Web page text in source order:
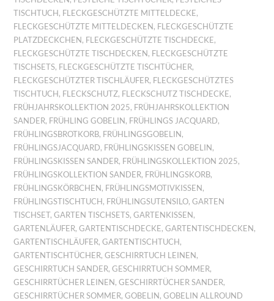
TISCHTUCH, FLECKGESCHÜTZTE MITTELDECKE,
FLECKGESCHÜTZTE MITTELDECKEN, FLECKGESCHÜTZTE
PLATZDECKCHEN, FLECKGESCHÜTZTE TISCHDECKE,
FLECKGESCHÜTZTE TISCHDECKEN, FLECKGESCHÜTZTE
TISCHSETS, FLECKGESCHÜTZTE TISCHTÜCHER,
FLECKGESCHÜTZTER TISCHLÄUFER, FLECKGESCHÜTZTES
TISCHTUCH, FLECKSCHUTZ, FLECKSCHUTZ TISCHDECKE,
FRÜHJAHRSKOLLEKTION 2025, FRÜHJAHRSKOLLEKTION
SANDER, FRÜHLING GOBELIN, FRÜHLINGS JACQUARD,
FRÜHLINGSBROTKORB, FRÜHLINGSGOBELIN,
FRÜHLINGSJACQUARD, FRÜHLINGSKISSEN GOBELIN,
FRÜHLINGSKISSEN SANDER, FRÜHLINGSKOLLEKTION 2025,
FRÜHLINGSKOLLEKTION SANDER, FRÜHLINGSKORB,
FRÜHLINGSKÖRBCHEN, FRÜHLINGSMOTIVKISSEN,
FRÜHLINGSTISCHTUCH, FRÜHLINGSUTENSILO,GARTEN
TISCHSET,GARTEN TISCHSETS,GARTENKISSEN,
GARTENLÄUFER,GARTENTISCHDECKE,GARTENTISCHDECKEN,
GARTENTISCHLÄUFER,GARTENTISCHTUCH,
GARTENTISCHTÜCHER,GESCHIRRTUCH LEINEN,
GESCHIRRTUCH SANDER,GESCHIRRTUCH SOMMER,
GESCHIRRTÜCHER LEINEN,GESCHIRRTÜCHER SANDER,
GESCHIRRTÜCHER SOMMER,GOBELIN,GOBELIN ALLROUND